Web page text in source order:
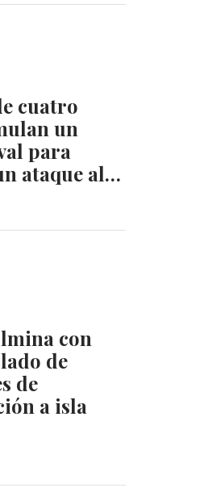
cuatro
un
para
ataque al…
con
de
de
a isla